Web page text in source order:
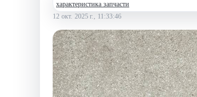
характеристика запчасти
12 окт. 2025 г., 11:33:46